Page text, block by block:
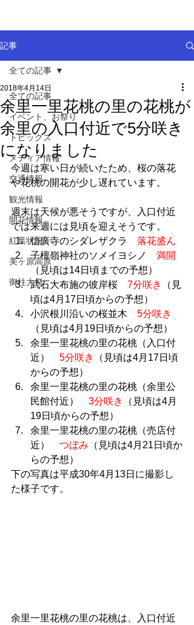
記事
全ての記事
イベント、お祭り
トピックス
メディア情報
交通情報
観光情報
開花情報
紅葉状況
美ヶ原高原
御柱大祭
全ての記事
余里一里花桃の里の花桃が
余里の入口付近で5分咲き
になりました
2018年4月14日
今週は寒い日が続いたため、桜の落花
や花桃の開花が少し遅れています。
週末は天候が悪そうですが、入口付近
では来週には見頃を迎えそうです。
信廣寺のシダレザクラ 落花盛ん
子檀嶺神社のソメイヨシノ 満開
（見頃は14日頃までの予想）
武石大布施の彼岸桜 7分咲き
（見
頃は4月17日頃からの予想）
小沢根川沿いの桜並木 5分咲き
（見頃は4月19日頃からの予想）
余里一里花桃の里の花桃（入口付
近） 5分咲き
（見頃は4月17日頃
からの予想）
余里一里花桃の里の花桃（余里公
民館付近） 3分咲き
（見頃は4月
19日頃からの予想）
余里一里花桃の里の花桃（売店付
近） つぼみ （見頃は4月21日頃か
らの予想）
下の写真は平成30年4月13日に撮影し
た様子です。
余里一里花桃の里の花桃は、入口付近